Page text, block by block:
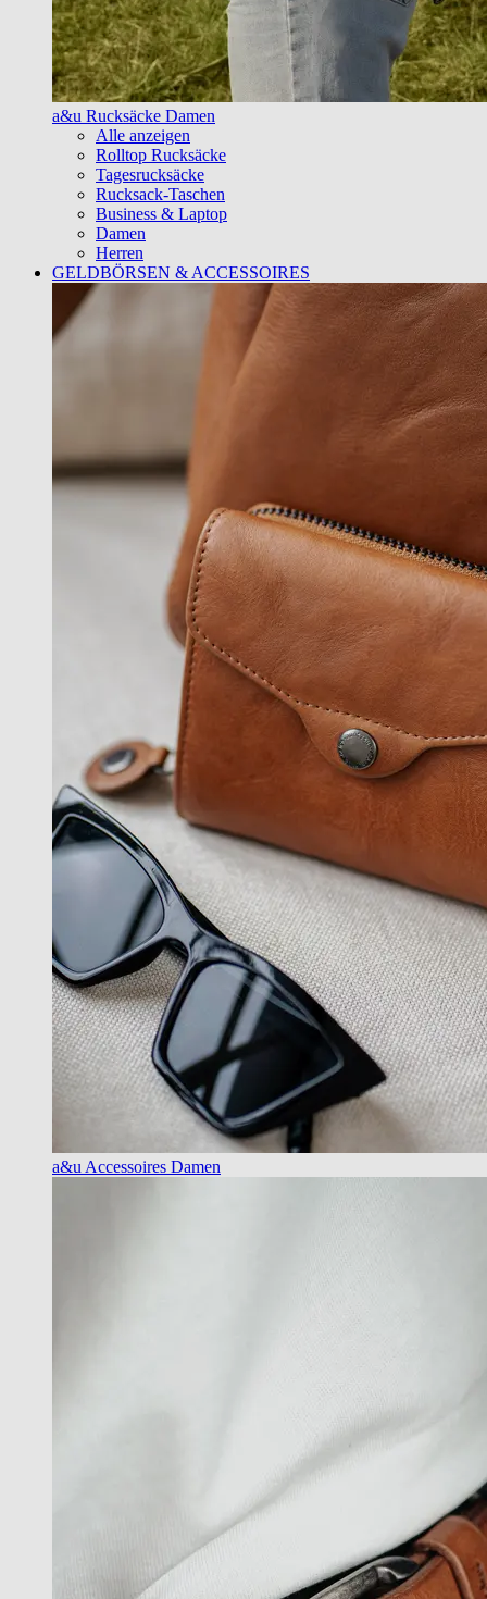
a&u Rucksäcke Damen
Alle anzeigen
Rolltop Rucksäcke
Tagesrucksäcke
Rucksack-Taschen
Business & Laptop
Damen
Herren
GELDBÖRSEN & ACCESSOIRES
a&u Accessoires Damen